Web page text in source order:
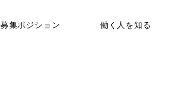
募集ポジション 働く人を知る